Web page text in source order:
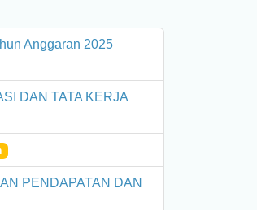
Anggaran 2025
DAN TATA KERJA
PENDAPATAN DAN